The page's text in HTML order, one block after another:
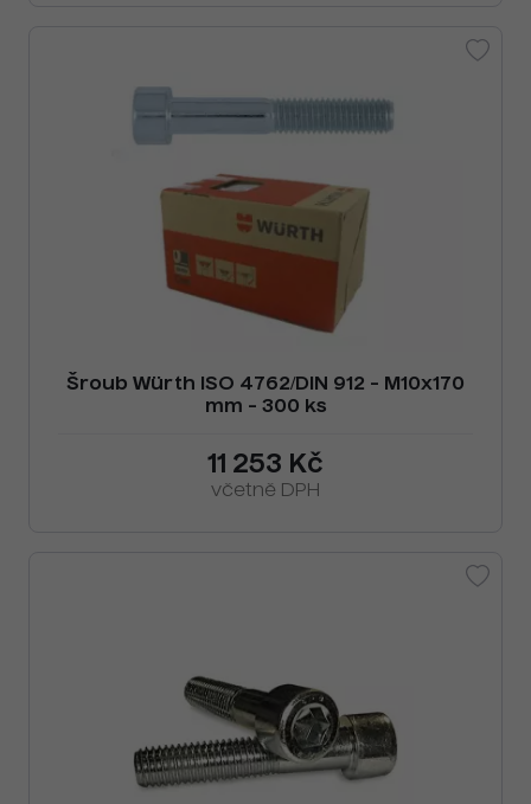
Šroub Würth ISO 4762/DIN 912 - M10x170
mm - 300 ks
11 253 Kč
včetně DPH